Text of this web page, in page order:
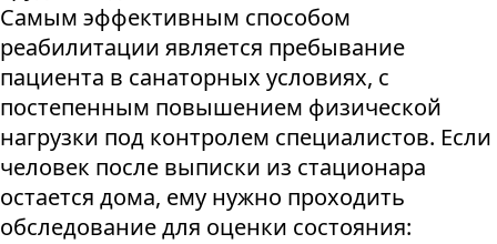
Самым эффективным способом
реабилитации является пребывание
пациента в санаторных условиях, с
постепенным повышением физической
нагрузки под контролем специалистов. Если
человек после выписки из стационара
остается дома, ему нужно проходить
обследование для оценки состояния: